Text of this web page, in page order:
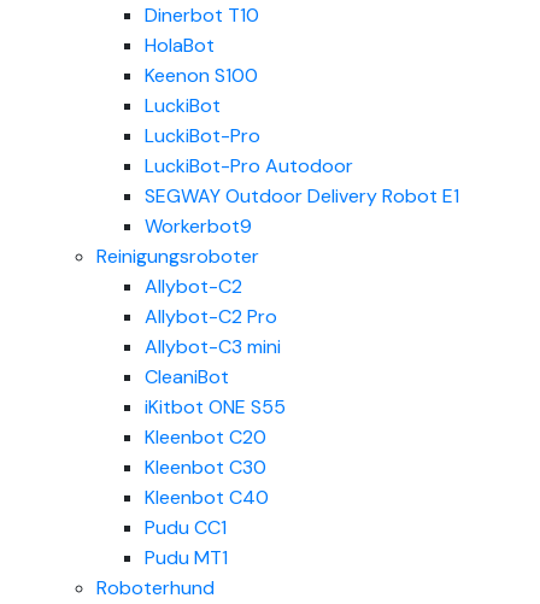
Dinerbot T10
HolaBot
Keenon S100
LuckiBot
LuckiBot-Pro
LuckiBot-Pro Autodoor
SEGWAY Outdoor Delivery Robot E1
Workerbot9
Reinigungsroboter
Allybot-C2
Allybot-C2 Pro
Allybot-C3 mini
CleaniBot
iKitbot ONE S55
Kleenbot C20
Kleenbot C30
Kleenbot C40
Pudu CC1
Pudu MT1
Roboterhund